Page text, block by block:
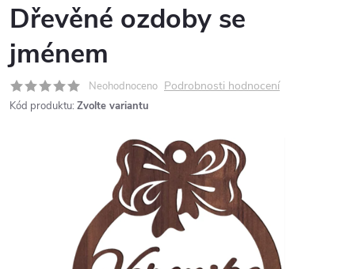
Dřevěné ozdoby se
jménem
Neohodnoceno Podrobnosti hodnocení
Kód produktu: Zvolte variantu